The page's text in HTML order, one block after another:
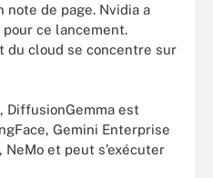
note de page. Nvidia a
ce lancement.
du cloud se concentre sur
DiffusionGemma est
Gemini Enterprise
et peut s’exécuter